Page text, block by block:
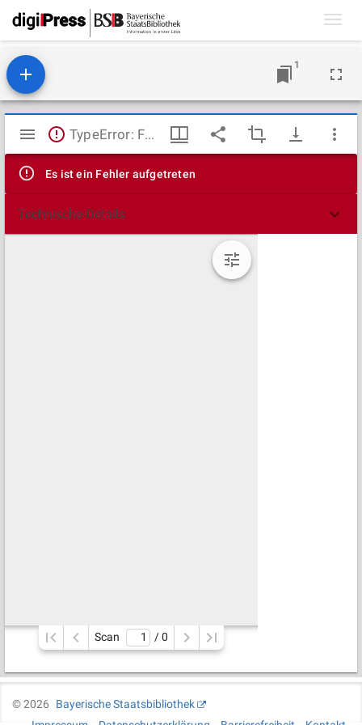
1
Mirador
Viewer
TypeError: Failed to fetch
Es ist ein Fehler aufgetreten
Technische Details
Scan / 0
©2026
Bayerische Staatsbibliothek